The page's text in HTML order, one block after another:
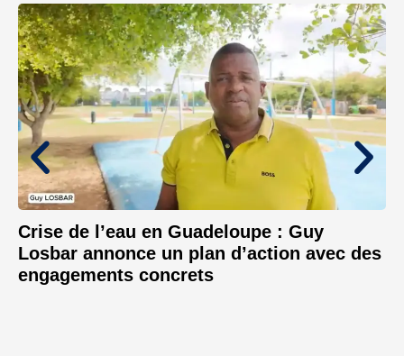
Crise de l’eau en Guadeloupe : Guy
Losbar annonce un plan d’action avec des
engagements concrets